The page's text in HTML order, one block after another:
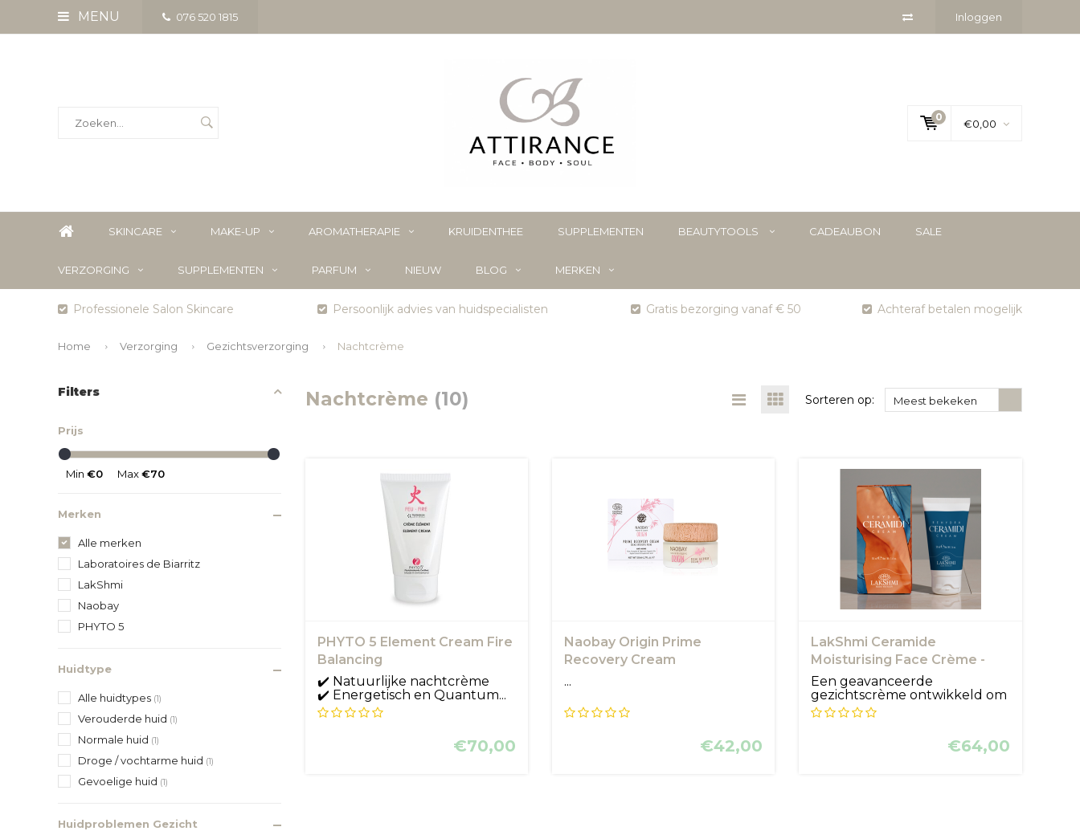
MENU 076 520 1815 Inloggen
0
€0,00
SKINCARE MAKE-UP AROMATHERAPIE KRUIDENTHEE SUPPLEMENTEN BEAUTYTOOLS CADEAUBON SALE
VERZORGING SUPPLEMENTEN PARFUM NIEUW BLOG MERKEN
Professionele Salon Skincare Persoonlijk advies van huidspecialisten Gratis bezorging vanaf € 50 Achteraf betalen mogelijk
Home Verzorging Gezichtsverzorging Nachtcrème
Filters
Prijs
Min €0 Max€70
Merken
Alle merken
Laboratoires de Biarritz
LakShmi
Naobay
PHYTO 5
Huidtype
Alle huidtypes (1)
Verouderde huid (1)
Normale huid (1)
Droge / vochtarme huid (1)
Gevoelige huid (1)
Huidproblemen Gezicht
Nachtcrème (10) Sorteren op: Meest bekeken
PHYTO 5 Element Cream Fire
Balancing
✔️ Natuurlijke nachtcrème
✔️ Energetisch en Quantum...
€70,00
Naobay Origin Prime
Recovery Cream
...
€42,00
LakShmi Ceramide
Moisturising Face Crème -
LakShmi
Een geavanceerde
gezichtscrème ontwikkeld om
de huidbarriè...
€64,00